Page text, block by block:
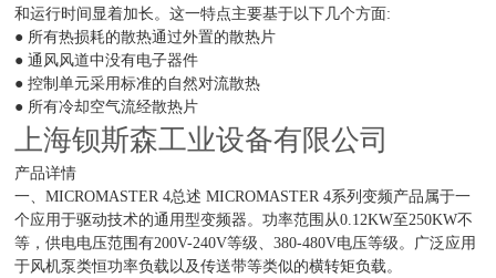
和运行时间显着加长。这一特点主要基于以下几个方面:
● 所有热损耗的散热通过外置的散热片
● 通风风道中没有电子器件
● 控制单元采用标准的自然对流散热
● 所有冷却空气流经散热片
上海钡斯森工业设备有限公司
产品详情
一、MICROMASTER 4总述 MICROMASTER 4系列变频产品属于一
个应用于驱动技术的通用型变频器。功率范围从0.12KW至250KW不
等，供电电压范围有200V-240V等级、380-480V电压等级。广泛应用
于风机泵类恒功率负载以及传送带等类似的横转矩负载。